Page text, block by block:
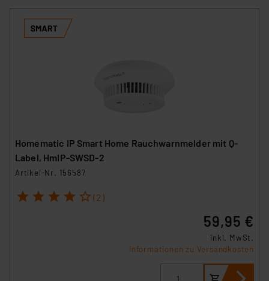
Homematic IP Smart Home Rauchwarnmelder mit Q-
Label, HmIP-SWSD-2
Artikel-Nr. 156587
1 2 3 4 5 (2)
59,95 €
inkl. MwSt.
Informationen zu Versandkosten